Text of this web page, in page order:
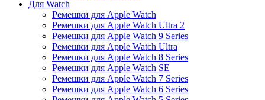
Для Watch
Ремешки для Apple Watch
Ремешки для Apple Watch Ultra 2
Ремешки для Apple Watch 9 Series
Ремешки для Apple Watch Ultra
Ремешки для Apple Watch 8 Series
Ремешки для Apple Watch SE
Ремешки для Apple Watch 7 Series
Ремешки для Apple Watch 6 Series